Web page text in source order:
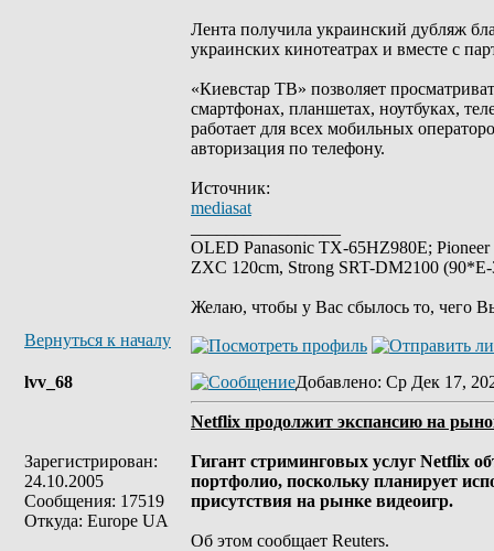
Лента получила украинский дубляж
украинских кинотеатрах и вместе с
«Киевстар ТВ» позволяет
смартфонах, планшетах, ноутбуках,
работает для всех мобильных
авторизация по телефону.
Источник:
mediasat
OLED Panasonic TX-65HZ980E;
ZXC 120cm, Strong SRT-DM2100
Желаю, чтобы у Вас сбылось то, чего
Вернуться к началу
lvv_68
Зарегистрирован:
24.10.2005
Сообщения: 17519
Откуда: Europe UA
Добавлено: Ср Дек 17,
Netflix продолжит экспансию на
Гигант стриминговых услуг Netflix
портфолио, поскольку планирует
присутствия на рынке видеоигр.
Об этом сообщает Reuters.